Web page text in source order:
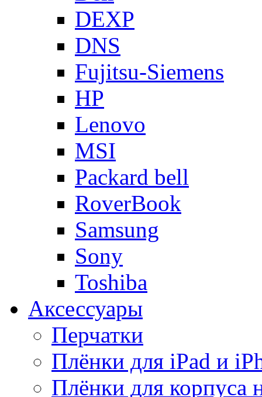
DEXP
DNS
Fujitsu-Siemens
HP
Lenovo
MSI
Packard bell
RoverBook
Samsung
Sony
Toshiba
Аксессуары
Перчатки
Плёнки для iPad и
Плёнки для корпуса